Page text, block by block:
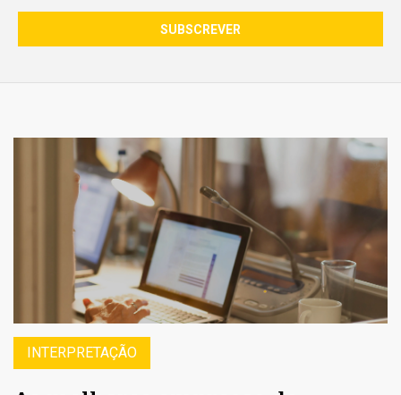
INTERPRETAÇÃO